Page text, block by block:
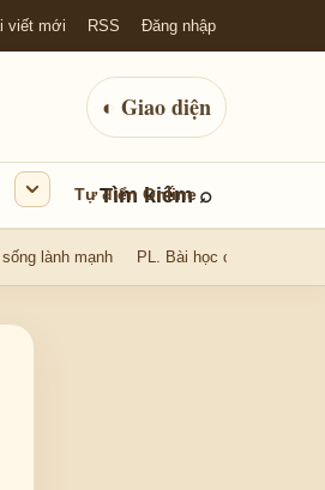
viết mới RSS Đăng nhập
◐ Giao diện
Tự điển Online
Tìm kiếm⌕
lành mạnh PL. Bài học cuộc sống